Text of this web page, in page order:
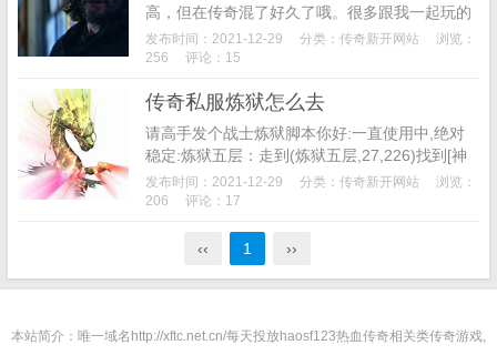
高，但在传奇混了好久了哦。很多跟我一起玩的
朋友，都混到40级左右了，哎，看到别人努力练
级的身影，回头看看自己，形成鲜明的对比，我
发布时间：2021-12-29 分类： 传奇新开网站
浏览：
256
评论：15
传奇私服炼狱怎么去
请高手发个战士炼狱脚本你好:一直使用中,绝对
稳定:炼狱五层：走到(炼狱五层,27,226)找到[神
秘向导](炼狱五层[],27,226)与[神秘向导]对话选
择[好的]走到(海滨平原...
发布时间：2021-12-29 分类： 传奇新开网站
浏览：
206
评论：17
‹‹ 1 ››
本站简介：唯一域名http://xftc.net.cn/每天投放haosf123热血传奇相关类传奇游戏,